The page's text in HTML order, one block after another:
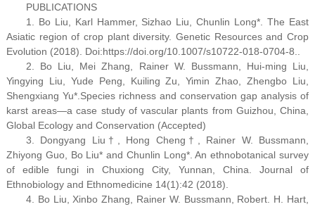
PUBLICATIONS
1. Bo Liu, Karl Hammer, Sizhao Liu, Chunlin Long*. The East
Asiatic region of crop plant diversity. Genetic Resources and Crop
Evolution (2018). Doi:https://doi.org/10.1007/s10722-018-0704-8..
2. Bo Liu, Mei Zhang, Rainer W. Bussmann, Hui-ming Liu,
Yingying Liu, Yude Peng, Kuiling Zu, Yimin Zhao, Zhengbo Liu,
Shengxiang Yu*.Species richness and conservation gap analysis of
karst areas—a case study of vascular plants from Guizhou, China,
Global Ecology and Conservation (Accepted)
3. Dongyang Liu†, Hong Cheng†, Rainer W. Bussmann,
Zhiyong Guo, Bo Liu* and Chunlin Long*. An ethnobotanical survey
of edible fungi in Chuxiong City, Yunnan, China. Journal of
Ethnobiology and Ethnomedicine 14(1):42 (2018).
4. Bo Liu, Xinbo Zhang, Rainer W. Bussmann, Robert. H. Hart,